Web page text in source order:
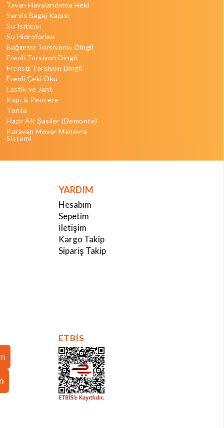
Tavan Havalandırma Heki
Servis Bagaj Kapısı
Su Isıtıcısı
Su Hidroforları
Bağımsız Torsiyonlu Dingil
Frenli Torsiyon Dingil
Frensiz Torsiyon Dingil
Frenli Çeki Oku
Lastik ve Jant
Kapı & Pencere
Tente
Hazır Alt Şasiler (Demonte)
Karavan Mover Manevra
Sistemi
YARDIM
Hesabım
Sepetim
İletişim
Kargo Takip
Sipariş Takip
ETBİS